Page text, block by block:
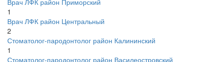
Врач ЛФК район Приморский
1
Врач ЛФК район Центральный
2
Стоматолог-пародонтолог район Калининский
1
Стоматолог-пародонтолог район Василеостровский